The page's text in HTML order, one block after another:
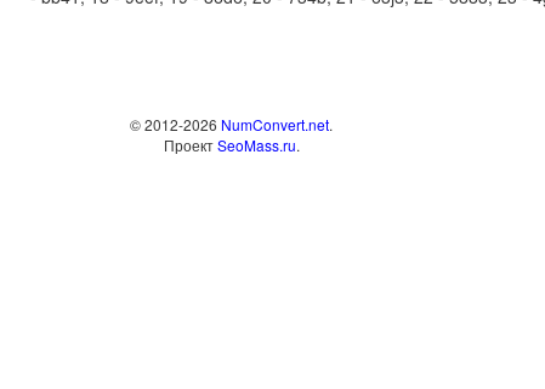
© 2012-2026 NumConvert.net.
ПроектSeoMass.ru.